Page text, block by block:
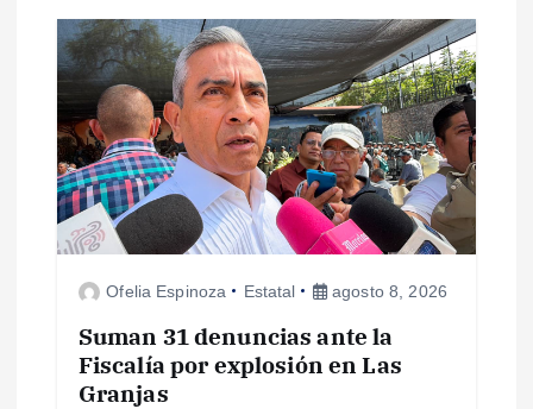
s
Ofelia Espinoza Estatal agosto 8, 2026
Suman 31 denuncias ante la
Fiscalía por explosión en Las
Granjas